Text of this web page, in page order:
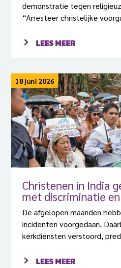
demonstratie tegen
“Arresteer christelijke
LEES MEER
18 juni 2026
Christenen in India
met discriminatie
De afgelopen maanden
incidenten voorgedaan.
kerkdiensten verstoord,
LEES MEER